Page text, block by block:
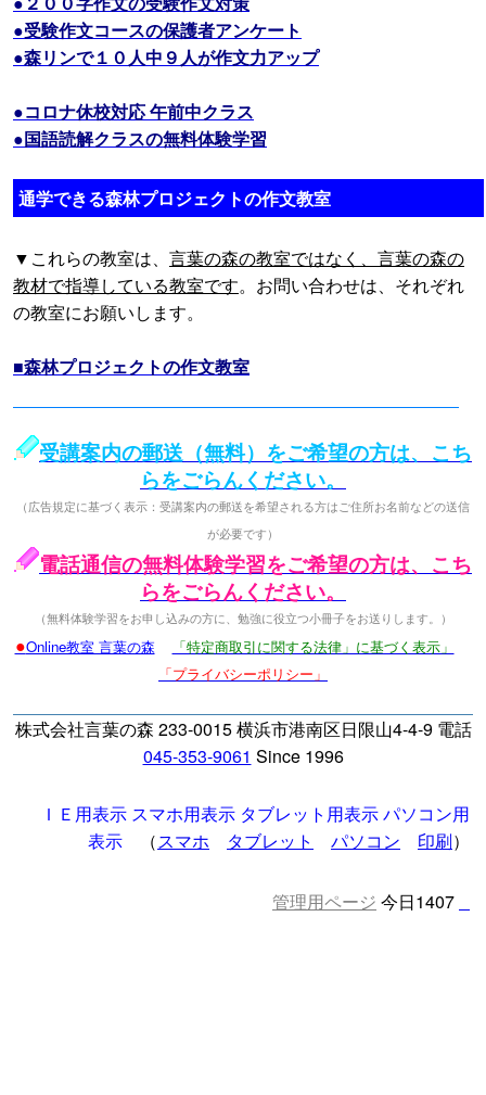
●受験作文コースの保護者アンケート
●森リンで１０人中９人が作文力アップ
●コロナ休校対応 午前中クラス
●国語読解クラスの無料体験学習
通学できる森林プロジェクトの作文教室
▼これらの教室は、 言葉の森の教室ではなく、言葉の森の
教材で指導している教室です。お問い合わせは、それぞれ
の教室にお願いします。
■森林プロジェクトの作文教室
受講案内の郵送（無料）をご希望の方は、こち
らをごらんください。
（広告規定に基づく表示：受講案内の郵送を希望される方はご住所お名前などの送信
が必要です）
電話通信の無料体験学習をご希望の方は、こち
らをごらんください。
（無料体験学習をお申し込みの方に、勉強に役立つ小冊子をお送りします。）
●Online教室 言葉の森
「特定商取引に関する法律」に基づく表示」
「プライバシーポリシー」
株式会社言葉の森 233-0015 横浜市港南区日限山4-4-9 電話
045-353-9061 Since 1996
ＩＥ用表示 スマホ用表示 タブレット用表示パソコン用
表示 （スマホ タブレット パソコン 印刷）
管理用ページ 今日1407